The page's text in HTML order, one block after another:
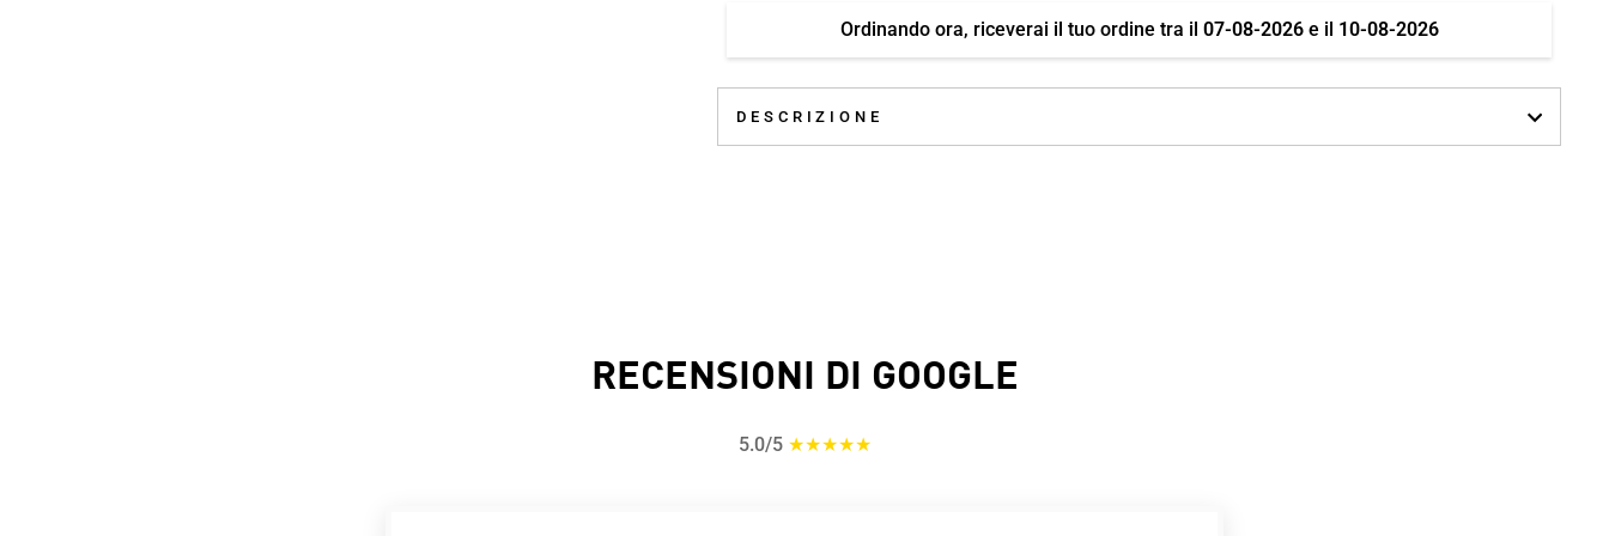
Ordinando ora, riceverai il tuo ordine tra il 07-08-2026e il 10-08-2026
DESCRIZIONE
RECENSIONI DI GOOGLE
5.0/5 ★★★★★